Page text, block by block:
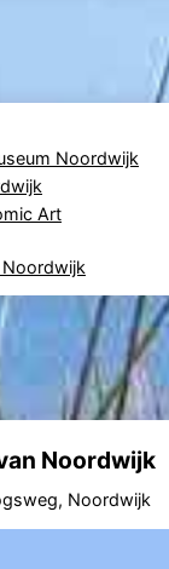
Noordwijk
Art
Noordwijk
Noordwijk